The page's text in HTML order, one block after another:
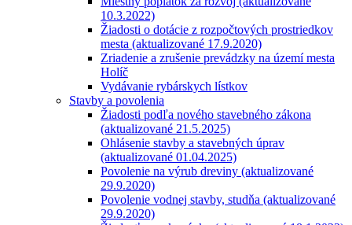
10.3.2022)
Žiadosti o dotácie z rozpočtových prostriedkov
mesta (aktualizované 17.9.2020)
Zriadenie a zrušenie prevádzky na území mesta
Holíč
Vydávanie rybárskych lístkov
Stavby a povolenia
Žiadosti podľa nového stavebného zákona
(aktualizované 21.5.2025)
Ohlásenie stavby a stavebných úprav
(aktualizované 01.04.2025)
Povolenie na výrub dreviny (aktualizované
29.9.2020)
Povolenie vodnej stavby, studňa (aktualizované
29.9.2020)